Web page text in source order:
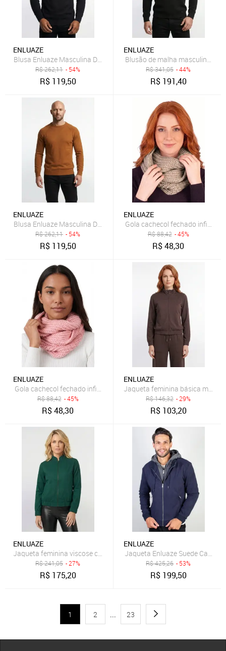
ENLUAZE
Blusa Enluaze Masculina De Malha Lisa 50002 - Preto
R$262,11 - 54%
R$ 119,50
ENLUAZE
Blusão de malha masculino
R$341,05 - 44%
R$ 191,40
ENLUAZE
Blusa Enluaze Masculina De Malha Lisa 50002 - Caramelo
R$262,11 - 54%
R$ 119,50
ENLUAZE
Gola cachecol fechado infinito
R$88,42 - 45%
R$48,30
ENLUAZE
Gola cachecol fechado infinito feminino de tricô 60017 - Rosa
R$88,42 - 45%
R$48,30
ENLUAZE
Jaqueta feminina básica
R$146,32 - 29%
R$ 103,20
ENLUAZE
Jaqueta feminina viscose com bolso 61172 - Verde
R$241,05 - 27%
R$ 175,20
ENLUAZE
Jaqueta Enluaze Suede Capuz
R$425,26 - 53%
R$ 199,50
1 2 ... 23